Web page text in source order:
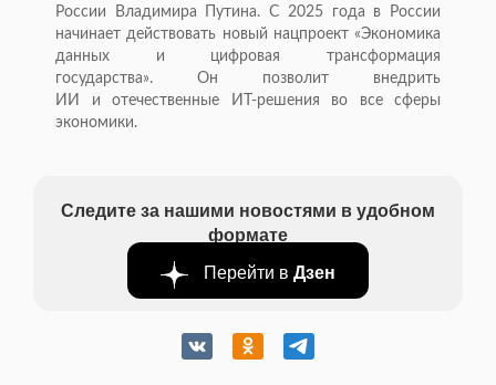
России Владимира Путина. С 2025 года в России
начинает действовать новый нацпроект «Экономика
данных и цифровая трансформация
государства». Он позволит внедрить
ИИ и отечественные ИТ-решения во все сферы
экономики.
Следите за нашими новостями в удобном
формате
Перейти в Дзен